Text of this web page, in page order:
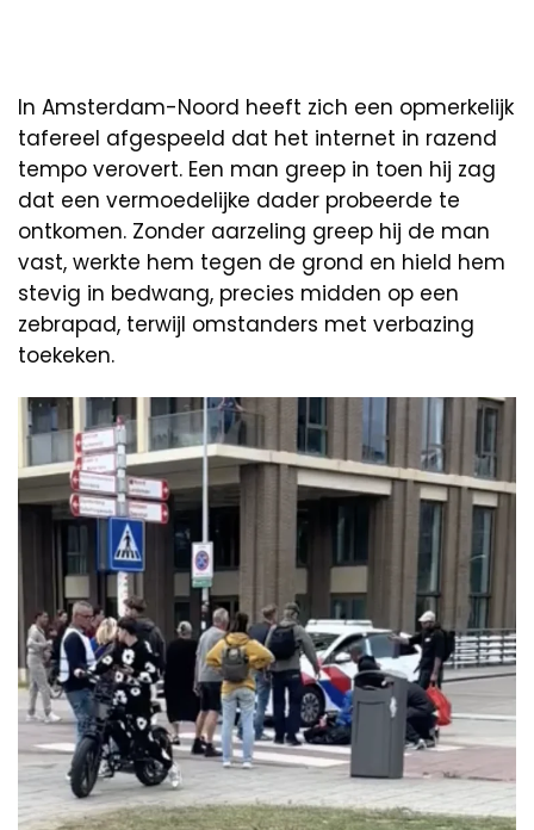
In Amsterdam-Noord heeft zich een opmerkelijk
tafereel afgespeeld dat het internet in razend
tempo verovert. Een man greep in toen hij zag
dat een vermoedelijke dader probeerde te
ontkomen. Zonder aarzeling greep hij de man
vast, werkte hem tegen de grond en hield hem
stevig in bedwang, precies midden op een
zebrapad, terwijl omstanders met verbazing
toekeken.